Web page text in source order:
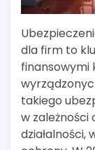
dla firm to
finansowymi
takiego
w zależności
działalności,